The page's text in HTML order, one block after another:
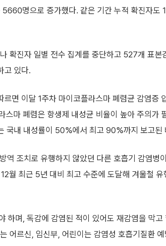
5660명으로 증가했다. 같은 기간 누적 확진자
확진자 일별 전수 집계를 중단하고 527개 표본
고 있다.
르면 이달 1주차 마이코플라스마 폐렴균 감염
마 폐렴은 항생제 내성균 비율이 높아 주의가
국내 내성률이 50%에서 최고 90%까지 보고된
역 조치로 유행하지 않았던 다른 호흡기 감염병
월 최근 5년 대비 최고 수준에 도달해 겨울철
하며, 독감에 감염된 적이 있어도 재감염을 막
어르신, 임신부, 어린이는 감염성 호흡기질환